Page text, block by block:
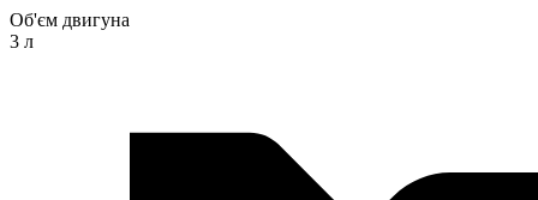
Об'єм двигуна
3 л